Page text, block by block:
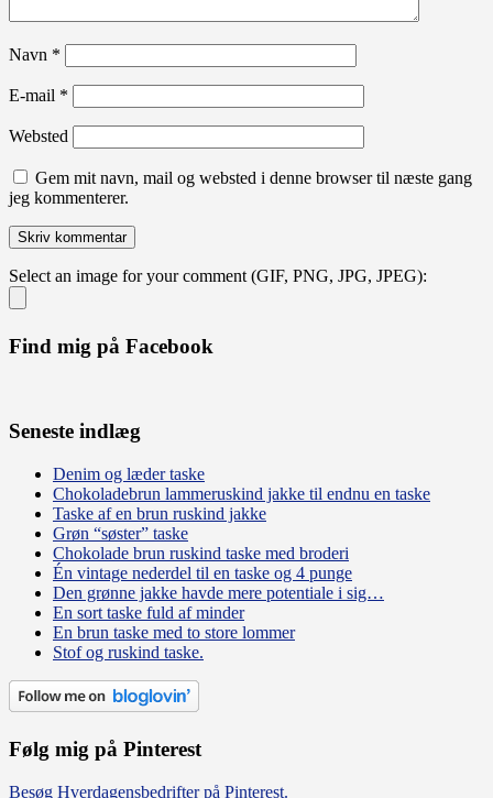
Navn *
E-mail *
Websted
Gem mit navn, mail og websted i denne browser til næste gang
jeg kommenterer.
Select an image for your comment (GIF, PNG, JPG, JPEG):
Find mig på Facebook
Seneste indlæg
Denim og læder taske
Chokoladebrun lammeruskind jakke til endnu en taske
Taske af en brun ruskind jakke
Grøn “søster” taske
Chokolade brun ruskind taske med broderi
Én vintage nederdel til en taske og 4 punge
Den grønne jakke havde mere potentiale i sig…
En sort taske fuld af minder
En brun taske med to store lommer
Stof og ruskind taske.
Følg mig på Pinterest
Besøg Hverdagensbedrifter på Pinterest.